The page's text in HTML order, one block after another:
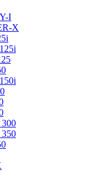
I
X